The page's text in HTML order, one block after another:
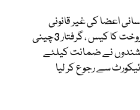
اعضا کی غیر قانونی
فروخت کا کیس ، گرفتار 3چینی
نے ضمانت کیلئے
سے رجوع کر لیا